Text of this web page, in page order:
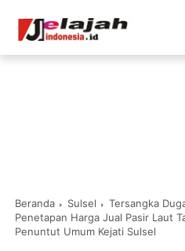
Beranda Sulsel
Tersangka
Penetapan Harga Jual Pasir Laut
Penuntut Umum Kejati Sulsel